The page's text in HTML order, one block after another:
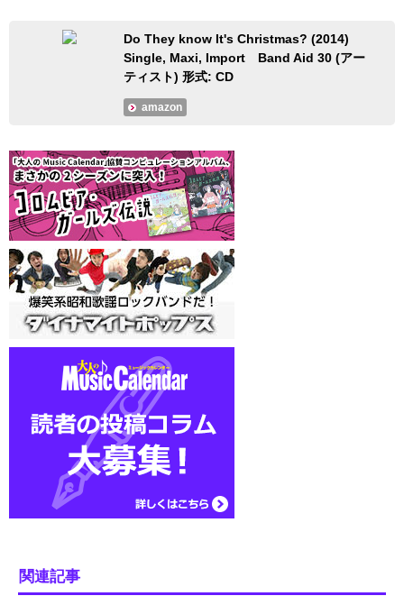
Do They know It's Christmas? (2014)
Single, Maxi, Import Band Aid 30 (アー
ティスト) 形式: CD
amazon
関連記事